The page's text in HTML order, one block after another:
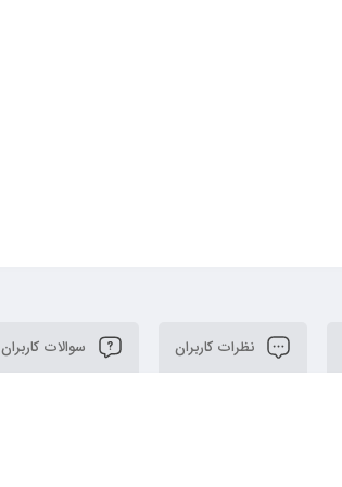
نظرات کاربران سوالات کاربران